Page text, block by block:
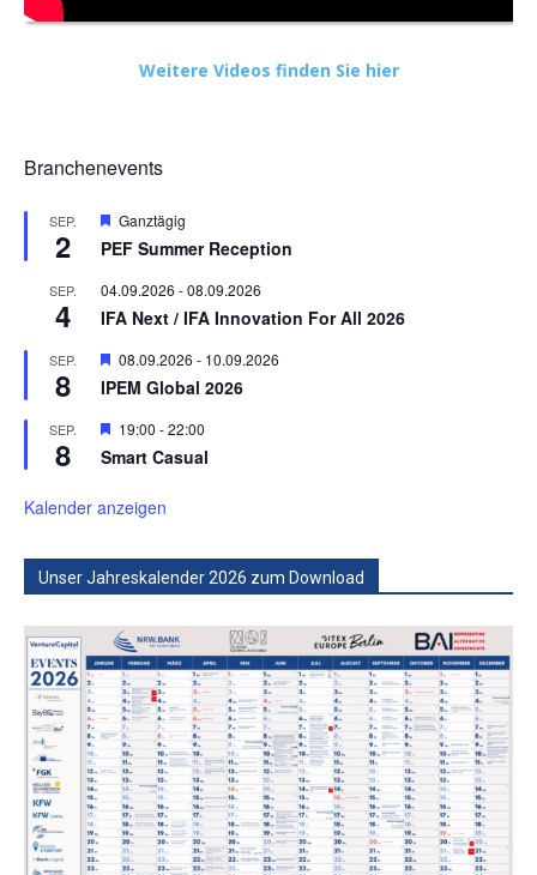
Weitere Videos finden Sie hier
Branchenevents
SEP.
2
Hervorgehoben
Ganztägig
PEF Summer Reception
SEP.
4
04.09.2026 -08.09.2026
IFA Next / IFA Innovation For All 2026
SEP.
8
Hervorgehoben
08.09.2026 - 10.09.2026
IPEM Global 2026
SEP.
8
Hervorgehoben
19:00 -22:00
Smart Casual
Kalender anzeigen
Unser Jahreskalender 2026 zum Download